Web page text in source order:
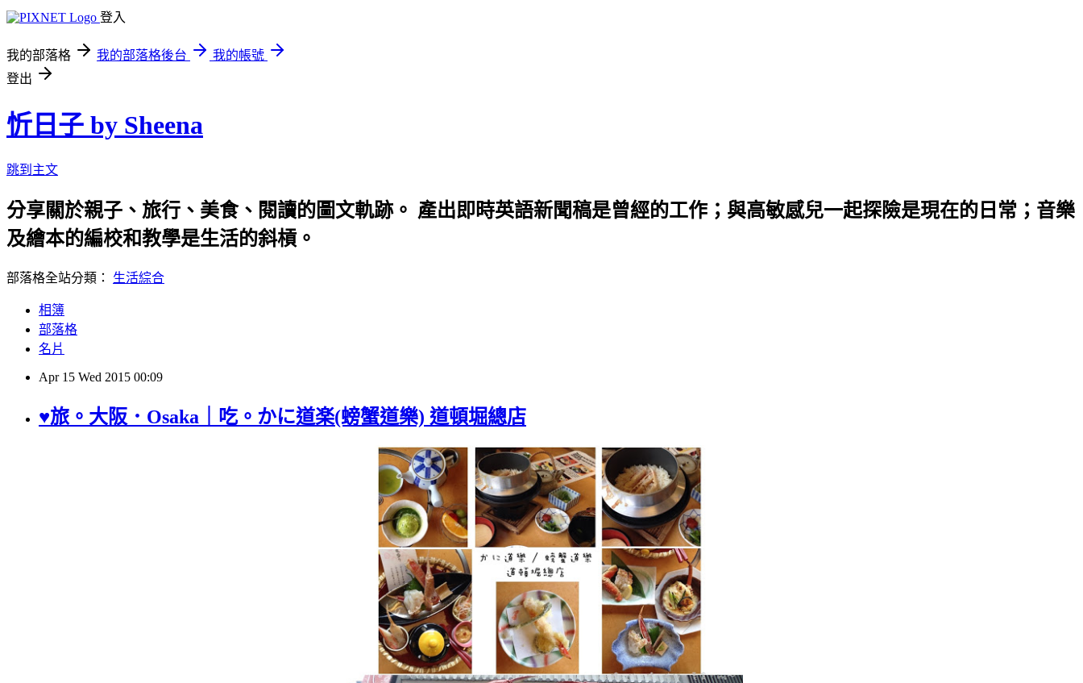
登入
我的部落格 我的部落格後台
我的帳號
登出
忻日子 by Sheena
跳到主文
分享關於親子、旅行、美食、閱讀的圖文軌跡。 產出即時英語新聞稿是曾經的工作；與高敏感兒一起探險是現在的日常；音樂
及繪本的編校和教學是生活的斜槓。
部落格全站分類： 生活綜合
相簿
部落格
名片
Apr 15 Wed 2015 00:09
♥旅。大阪．Osaka｜吃。かに道楽(螃蟹道樂) 道頓堀總店